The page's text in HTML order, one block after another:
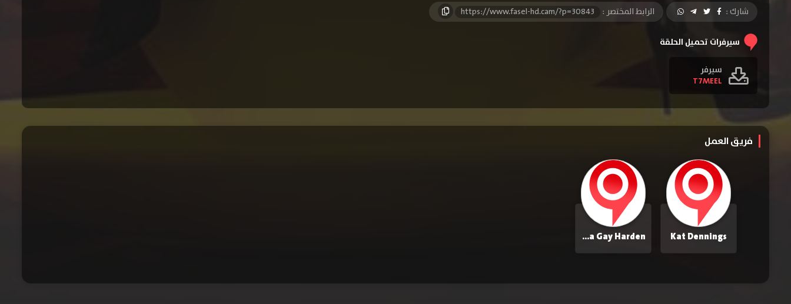
شارك : الرابط المختصر : https://www.fasel-hd.cam/?p=30843
سيرفرات تحميل الحلقة
سيرفر
T7MEEL
فريق العمل
Kat Dennings
Marcia Gay Harden